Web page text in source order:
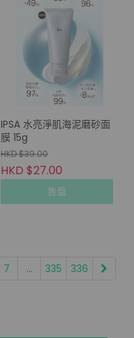
IPSA 水亮淨肌海泥磨砂面
膜 15g
HKD $39.00
HKD $27.00
售罄
7 ... 335 336